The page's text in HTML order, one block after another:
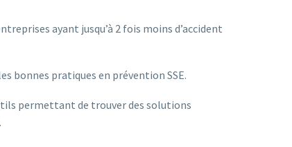
ayant jusqu’à 2 fois moins d’accident
bonnes pratiques en prévention SSE.
permettant de trouver des solutions